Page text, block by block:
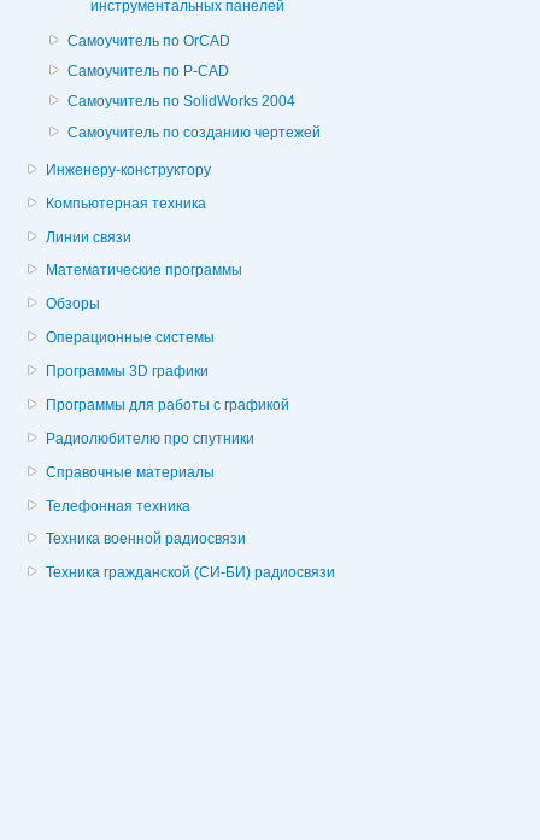
инструментальных панелей
Самоучитель по OrCAD
Самоучитель по P-CAD
Самоучитель по SolidWorks 2004
Самоучитель по созданию чертежей
Инженеру-конструктору
Компьютерная техника
Линии связи
Математические программы
Обзоры
Операционные системы
Программы 3D графики
Программы для работы с графикой
Радиолюбителю про спутники
Справочные материалы
Телефонная техника
Техника военной радиосвязи
Техника гражданской (СИ-БИ) радиосвязи